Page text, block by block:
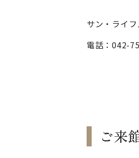
サン・ライ
電話：042-
ご来